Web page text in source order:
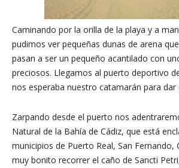
Caminando por la orilla de la playa y a
pudimos ver pequeñas dunas de arena
pasan a ser un pequeño acantilado con
preciosos. Llegamos al puerto deportivo
nos esperaba nuestro catamarán para dar
Zarpando desde el puerto nos
Natural de la Bahía de Cádiz, que está
municipios de Puerto Real, San Fernando,
muy bonito recorrer el caño de Sancti